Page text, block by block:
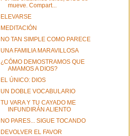
mueve. Compart...
ELEVARSE
MEDITACIÓN
NO TAN SIMPLE COMO PARECE
UNA FAMILIA MARAVILLOSA
¿CÓMO DEMOSTRAMOS QUE
AMAMOS A DIOS?
EL ÚNICO: DIOS
UN DOBLE VOCABULARIO
TU VARA Y TU CAYADO ME
INFUNDIRÁN ALIENTO
NO PARES... SIGUE TOCANDO
DEVOLVER EL FAVOR